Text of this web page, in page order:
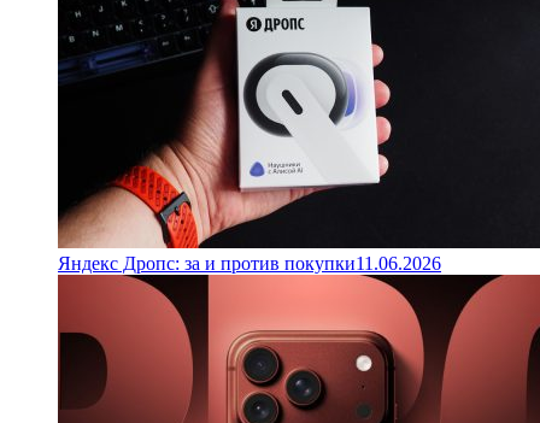
Яндекс Дропс: за и против покупки11.06.2026